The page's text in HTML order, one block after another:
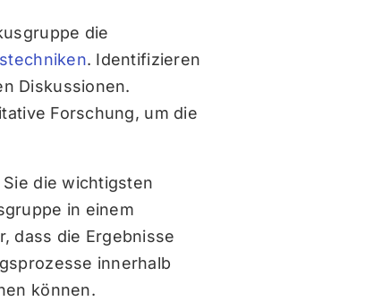
die
. Identifizieren
Diskussionen.
Forschung, um die
Sie die wichtigsten
in einem
dass die Ergebnisse
innerhalb
können.